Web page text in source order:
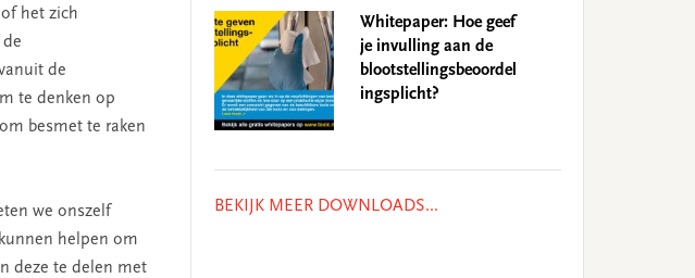
het zich
de
te denken op
besmet te raken
we onszelf
helpen om
deze te delen met
Whitepaper: Hoe geef
je invulling aan de
blootstellingsbeoordel
ingsplicht?
BEKIJK MEER DOWNLOADS...